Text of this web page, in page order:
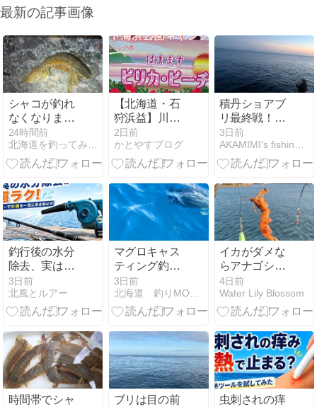
最新の記事画像
シャコが釣れ
なくなりまし
た。（石狩湾
新港）
24時間前
北海道を釣ってみた。
【北海道・石
狩浜益】川下
海浜公園キャ
ンプ場｜川下
海水浴場（は
カ・ビーチ）
で海水浴も楽
しめる無料キ
ャンプ場
2日前
かとやすブログ
積丹ショアブ
リ最終戦！ベ
イト不在で沈
黙…回遊の難
しさを痛感
3日前
AKAMIMI’s fishing diary
釣行後の水分
除去、実はブ
ロワーが正解
か？
3日前
北風とルアー
マグロキャス
ティング釣り
積丹
2026.08.06
3日前
イカがダメな
らアナゴシャ
コ
4日前
Water Lily Blossom
時間帯でシャ
ブリは目の前
虫刺されの痒